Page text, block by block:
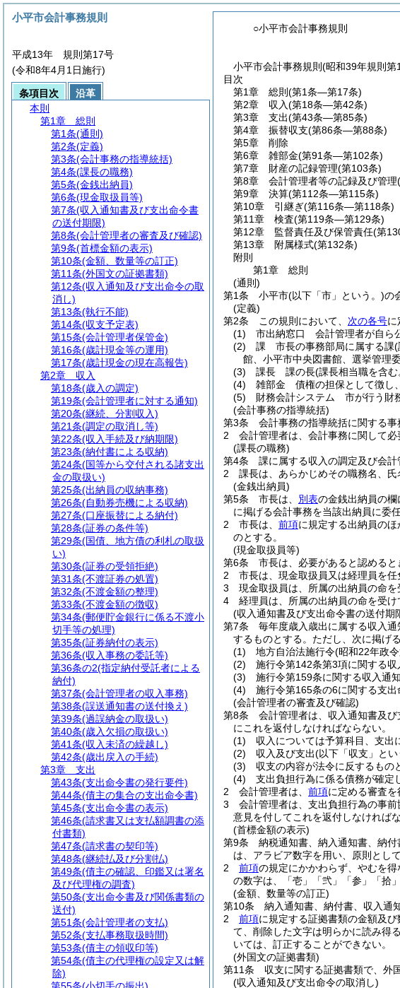
○小平市会計事務規則
小平市会計事務規則(昭和39年規則第
目次
第1章
総則 (第1条―第17条)
第2章
収入(第18条―第42条)
第3章
支出(第43条―第85条)
第4章
振替収支(第86条―第88条)
第5章
削除
第6章
雑部金(第91条―第102条)
第7章
財産の記録管理(第103条)
第8章
会計管理者等の記録及び管理
第9章
決算(第112条―第115条)
第10章
引継ぎ(第116条―第118条)
第11章
検査(第119条―第129条)
第12章
監督責任及び保管責任(第
第13章
附属様式(第132条)
附則
第1章
総則
(通則)
第1条
小平市(以下「市」という。)の
(定義)
第2条
この規則において、 次の各号に
(1)
市出納窓口 会計管理者が自ら
(2)
課 市長の事務部局に属する課(
館、小平市中央図書館、選挙管理
(3)
課長 課の長(課長相当職を含む
(4)
雑部金 債権の担保として徴し
(5)
財務会計システム 市が行う財
(会計事務の指導統括)
第3条
会計事務の指導統括に関する事
2
会計管理者は、会計事務に関して
(課長の職務)
第4条
課に属する収入の調定及び会
2
課長は、あらかじめその職務名、
(金銭出納員)
第5条
市長は、 別表の金銭出納員の
に掲げる会計事務を当該出納員に委
2
市長は、 前項に規定する出納員の
のとする。
(現金取扱員等)
第6条
市長は、必要があると認める
2
市長は、現金取扱員又は経理員を
3
現金取扱員は、所属の出納員の命
4
経理員は、所属の出納員の命を受
(収入通知書及び支出命令書の送付期
第7条
毎年度歳入歳出に属する収入通
するものとする。 ただし、次に掲げ
(1)
地方自治法施行令(昭和22年政
(2)
施行令第142条第3項に関する収
(3)
施行令第159条に関する収入通
(4)
施行令第165条の6に関する支出
(会計管理者の審査及び確認)
第8条
会計管理者は、収入通知書及
にこれを返付しなければならない。
(1)
収入については予算科目、支出
(2)
収入及び支出(以下「収支」とい
(3)
収支の内容が法令に反するもの
(4)
支出負担行為に係る債務が確定
2
会計管理者は、 前項に定める審査
3
会計管理者は、支出負担行為の事前
意見を付してこれを返付しなければな
(首標金額の表示)
第9条
納税通知書、納入通知書、納
は、アラビア数字を用い、原則とし
2
前項の規定にかかわらず、やむを
の数字は、「壱」「弐」「参」「拾
(金額、数量等の訂正)
第10条
納入通知書、納付書、収入通
2
前項に規定する証拠書類の金額及
て、削除した文字は明らかに読み得
いては、訂正することができない。
(外国文の証拠書類)
第11条
収支に関する証拠書類で、外
(収入通知及び支出命令の取消し)
小平市会計事務規則
平成13年 規則第17号
(令和8年4月1日施行)
条項目次
沿革
本則
第1章
総則
第1条(通則)
第2条(定義)
第3条(会計事務の指導統括)
第4条(課長の職務)
第5条(金銭出納員)
第6条(現金取扱員等)
第7条(収入通知書及び支出命令書
の送付期限)
第8条(会計管理者の審査及び確認)
第9条(首標金額の表示)
第10条(金額、数量等の訂正)
第11条(外国文の証拠書類)
第12条(収入通知及び支出命令の取
消し)
第13条(執行不能)
第14条(収支予定表)
第15条(会計管理者保管金)
第16条(歳計現金等の運用)
第17条(歳計現金の現在高報告)
第2章
収入
第18条(歳入の調定)
第19条(会計管理者に対する通知)
第20条(継続、分割収入)
第21条(調定の取消し等)
第22条(収入手続及び納期限)
第23条(納付書による収納)
第24条(国等から交付される諸支出
金の取扱い)
第25条(出納員の収納事務)
第26条(自動券売機による収納)
第27条(口座振替による納付)
第28条(証券の条件等)
第29条(国債、地方債の利札の取扱
い)
第30条(証券の受領拒絶)
第31条(不渡証券の処置)
第32条(不渡金額の整理)
第33条(不渡金額の徴収)
第34条(郵便貯金銀行に係る不渡小
切手等の処理)
第35条(証券納付の表示)
第36条(収入事務の委託等)
第36条の2(指定納付受託者による
納付)
第37条(会計管理者の収入事務)
第38条(誤送通知書の送付換え)
第39条(過誤納金の取扱い)
第40条(歳入欠損の取扱い)
第41条(収入未済の繰越し)
第42条(歳出戻入の手続)
第3章
支出
第43条(支出命令書の発行要件)
第44条(債主の集合の支出命令書)
第45条(支出命令書の表示)
第46条(請求書又は支払額調書の添
付書類)
第47条(請求書の契印等)
第48条(継続払及び分割払)
第49条(債主の確認、印鑑又は署名
及び代理権の調査)
第50条(支出命令書及び関係書類の
送付)
第51条(会計管理者の支払)
第52条(支払事務取扱時間)
第53条(債主の領収印等)
第54条(債主の代理権の設定又は解
除)